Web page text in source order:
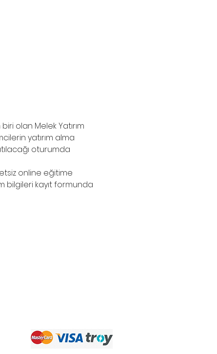
olan Melek Yatırım
yatırım alma
oturumda
online eğitime
bilgileri kayıt formunda